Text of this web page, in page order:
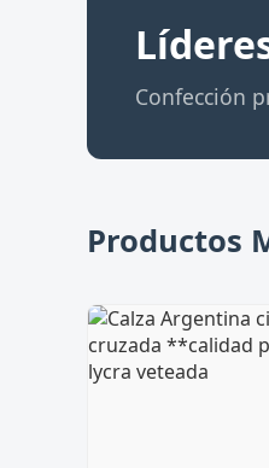
Confección
Productos